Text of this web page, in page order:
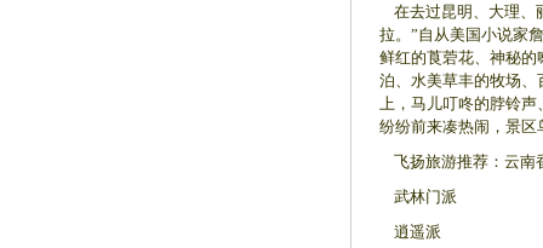
在去过昆明、大理、
拉。”自从美国小说家
鲜红的莨菪花、神秘
泊、水美草丰的牧场、
上，马儿叮咚的脖铃
纷纷前来凑热闹，景
飞扬旅游推荐：云南
武林门派
逍遥派